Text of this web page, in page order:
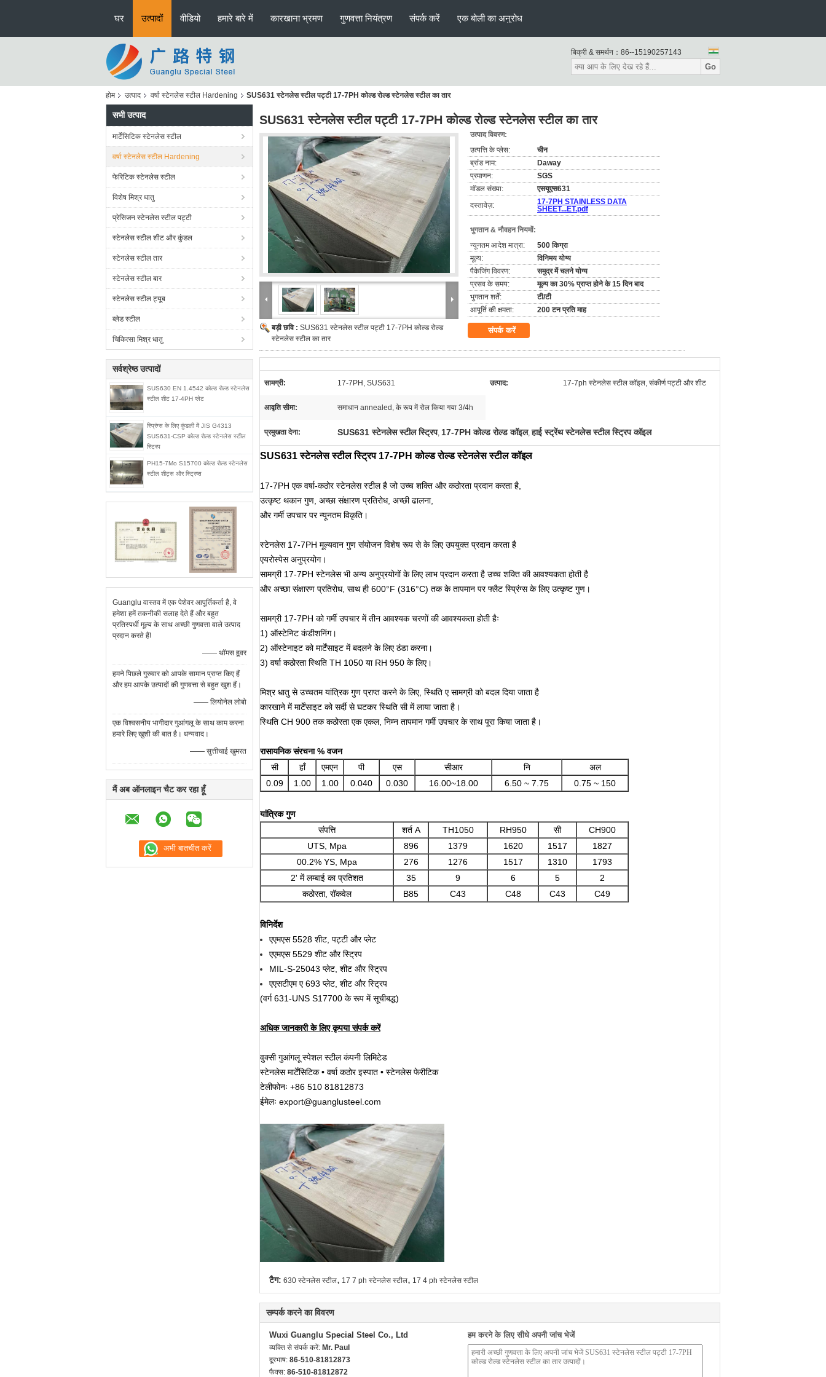
घर उत्पादों वीडियो हमारे बारे में कारखाना भ्रमण गुणवत्ता नियंत्रण संपर्क करें एक बोली का अनुरोध
बिक्री & समर्थन： 86--15190257143
Go
होम उत्पाद वर्षा स्टेनलेस स्टील Hardening SUS631 स्टेनलेस स्टील पट्टी 17-7PH कोल्ड रोल्ड स्टेनलेस स्टील का तार
सभी उत्पाद
मार्टेंसिटिक स्टेनलेस स्टील
वर्षा स्टेनलेस स्टील Hardening
फेरिटिक स्टेनलेस स्टील
विशेष मिश्र धातु
प्रेसिजन स्टेनलेस स्टील पट्टी
स्टेनलेस स्टील शीट और कुंडल
स्टेनलेस स्टील तार
स्टेनलेस स्टील बार
स्टेनलेस स्टील ट्यूब
ब्लेड स्टील
चिकित्सा मिश्र धातु
सर्वश्रेष्ठ उत्पादों
SUS630 EN 1.4542 कोल्ड रोल्ड स्टेनलेस
स्टील शीट 17-4PH प्लेट
स्प्रिंग्स के लिए कुंडली में JIS G4313
SUS631-CSP कोल्ड रोल्ड स्टेनलेस स्टील
स्ट्रिप
PH15-7Mo S15700 कोल्ड रोल्ड स्टेनलेस
स्टील शीट्स और स्ट्रिप्स
Guanglu वास्तव में एक पेशेवर आपूर्तिकर्ता है, वे
हमेशा हमें तकनीकी सलाह देते हैं और बहुत
प्रतिस्पर्धी मूल्य के साथ अच्छी गुणवत्ता वाले उत्पाद
प्रदान करते हैं!
—— थॉमस हूवर
हमने पिछले गुरुवार को आपके सामान प्राप्त किए हैं
और हम आपके उत्पादों की गुणवत्ता से बहुत खुश हैं।
—— लियोनेल लोबो
एक विश्वसनीय भागीदार गुआंगलू के साथ काम करना
हमारे लिए खुशी की बात है। धन्यवाद।
—— सुत्तीचाई खुमरत
मैं अब ऑनलाइन चैट कर रहा हूँ
SUS631 स्टेनलेस स्टील पट्टी 17-7PH कोल्ड रोल्ड स्टेनलेस स्टील का तार
बड़ी छवि : SUS631 स्टेनलेस स्टील पट्टी 17-7PH कोल्ड रोल्ड
स्टेनलेस स्टील का तार
उत्पाद विवरण:
उत्पत्ति के प्लेस:
चीन
ब्रांड नाम:
Daway
प्रमाणन:
SGS
मॉडल संख्या:
एसयूएस631
दस्तावेज़:
17-7PH STAINLESS DATA
SHEET...ET.pdf
भुगतान & नौवहन नियमों:
न्यूनतम आदेश मात्रा:
500 किग्रा
मूल्य:
विनिमय योग्य
पैकेजिंग विवरण:
समुद्र में चलने योग्य
प्रसव के समय:
मूल्य का 30% प्राप्त होने के 15 दिन बाद
भुगतान शर्तें:
टी/टी
आपूर्ति की क्षमता:
200 टन प्रति माह
संपर्क करें
सामग्री: 17-7PH, SUS631 उत्पाद: 17-7ph स्टेनलेस स्टील कॉइल, संकीर्ण पट्टी और शीट
आवृति सीमा: समाधान annealed, के रूप में रोल किया गया 3/4h
प्रमुखता देना: SUS631 स्टेनलेस स्टील स्ट्रिप, 17-7PH कोल्ड रोल्ड कॉइल,हाई स्ट्रेंथ स्टेनलेस स्टील स्ट्रिप कॉइल
SUS631 स्टेनलेस स्टील स्ट्रिप 17-7PH कोल्ड रोल्ड स्टेनलेस स्टील कॉइल
17-7PH एक वर्षा-कठोर स्टेनलेस स्टील है जो उच्च शक्ति और कठोरता प्रदान करता है,
उत्कृष्ट थकान गुण, अच्छा संक्षारण प्रतिरोध, अच्छी ढालना,
और गर्मी उपचार पर न्यूनतम विकृति।
स्टेनलेस 17-7PH मूल्यवान गुण संयोजन विशेष रूप से के लिए उपयुक्त प्रदान करता है
एयरोस्पेस अनुप्रयोग।
सामग्री 17-7PH स्टेनलेस भी अन्य अनुप्रयोगों के लिए लाभ प्रदान करता है उच्च शक्ति की आवश्यकता होती है
और अच्छा संक्षारण प्रतिरोध, साथ ही 600°F (316°C) तक के तापमान पर फ्लैट स्प्रिंग्स के लिए उत्कृष्ट गुण।
सामग्री 17-7PH को गर्मी उपचार में तीन आवश्यक चरणों की आवश्यकता होती हैः
1) ऑस्टेनिट कंडीशनिंग।
2) ऑस्टेनाइट को मार्टेंसाइट में बदलने के लिए ठंडा करना।
3) वर्षा कठोरता स्थिति TH 1050 या RH 950 के लिए।
मिश्र धातु से उच्चतम यांत्रिक गुण प्राप्त करने के लिए, स्थिति ए सामग्री को बदल दिया जाता है
कारखाने में मार्टेंसाइट को सर्दी से घटकर स्थिति सी में लाया जाता है।
स्थिति CH 900 तक कठोरता एक एकल, निम्न तापमान गर्मी उपचार के साथ पूरा किया जाता है।
रासायनिक संरचना % वजन
सी
हाँ एमएन पी एस सीआर नि
अल
0.09
1.00 1.00 0.040 0.030 16.00~18.00 6.50 ~ 7.75 0.75 ~ 150
यांत्रिक गुण
संपत्ति
शर्त A TH1050 RH950 सी
CH900
UTS, Mpa
896 1379 1620 1517
1827
00.2% YS, Mpa
276 1276 1517 1310
1793
2' में लम्बाई का प्रतिशत
35 9 6 5
2
कठोरता, रॉकवेल
B85 C43 C48 C43 C49
विनिर्देश
एएमएस 5528 शीट, पट्टी और प्लेट
एएमएस 5529 शीट और स्ट्रिप
MIL-S-25043 प्लेट, शीट और स्ट्रिप
एएसटीएम ए 693 प्लेट, शीट और स्ट्रिप
(वर्ग 631-UNS S17700 के रूप में सूचीबद्ध)
अधिक जानकारी के लिए कृपया संपर्क करें
वुक्सी गुआंगलू स्पेशल स्टील कंपनी लिमिटेड
स्टेनलेस मार्टेंसिटिक • वर्षा कठोर इस्पात • स्टेनलेस फेरीटिक
टेलीफोनः +86 510 81812873
ईमेलः export@guanglusteel.com
टैग: 630 स्टेनलेस स्टील, 17 7 ph स्टेनलेस स्टील, 17 4 ph स्टेनलेस स्टील
सम्पर्क करने का विवरण
Wuxi Guanglu Special Steel Co., Ltd
व्यक्ति से संपर्क करें: Mr. Paul
दूरभाष: 86-510-81812873
फैक्स: 86-510-81812872
हम करने के लिए सीधे अपनी जांच भेजें